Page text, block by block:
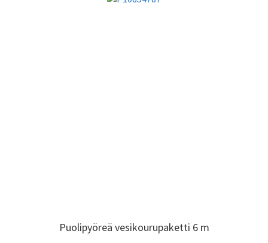
Puolipyöreä vesikourupaketti 6 m
Puolipyöreä vesikourupaketti 6 m